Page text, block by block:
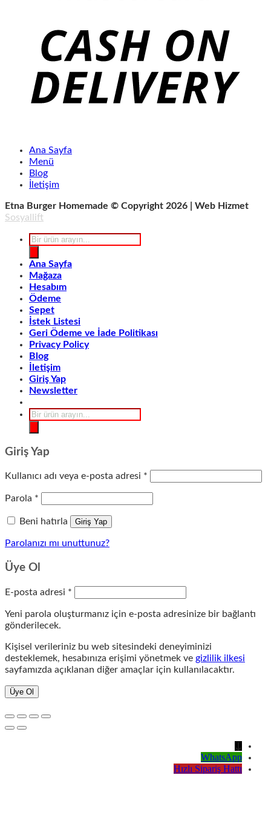
Ana Sayfa
Menü
Blog
İletişim
Etna Burger Homemade © Copyright 2026 | Web Hizmet
Sosyallift
Products
search
Ana Sayfa
Mağaza
Hesabım
Ödeme
Sepet
İstek Listesi
Geri Ödeme ve İade Politikası
Privacy Policy
Blog
İletişim
Giriş Yap
Newsletter
Products
search
Giriş Yap
Kullanıcı adı veya e-posta adresi *
Parola *
Beni hatırla Giriş Yap
Parolanızı mı unuttunuz?
Üye Ol
E-posta adresi *
Yeni parola oluşturmanız için e-posta adresinize bir bağlantı
gönderilecek.
Kişisel verileriniz bu web sitesindeki deneyiminizi
desteklemek, hesabınıza erişimi yönetmek ve gizlilik ilkesi
sayfamızda açıklanan diğer amaçlar için kullanılacaktır.
Üye Ol
↓
WhatsApp
Hızlı Sipariş Hattı